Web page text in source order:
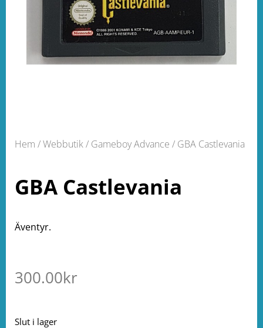
Hem /Webbutik/ Gameboy Advance / GBA Castlevania
GBA Castlevania
Äventyr.
300.00kr
Slut i lager